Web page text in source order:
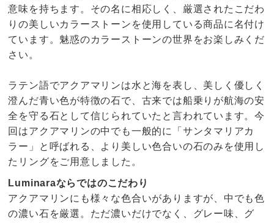
意味を持ちます。その名に相応しく、厳選されたこだわ
りの美しいカラーストーンを使用している商品に名付け
ています。魅惑のカラーストーンの世界をお楽しみくだ
さい。
ラテン語でアクアマリンは水と海を表し、美しく優しく
澄んだ青い色が特徴の石で、古来では船乗りが航海の安
全を守る石として信じられていたと言われています。今
回はアクアマリンの中でも一般的に「サンタマリアカ
ラー」と呼ばれる、より美しい色合いの石のみを使用し
たリングをご用意しました。
Luminaraならではのこだわり
アクアマリンにも様々な色合いがありますが、中でも色
の濃い石を厳選。ただ濃いだけでなく、グレー味、グ